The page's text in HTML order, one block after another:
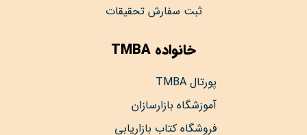
ثبت سفارش تحقیقات
خانواده TMBA
پورتال TMBA
آموزشگاه بازارسازان
فروشگاه کتاب بازاریابی